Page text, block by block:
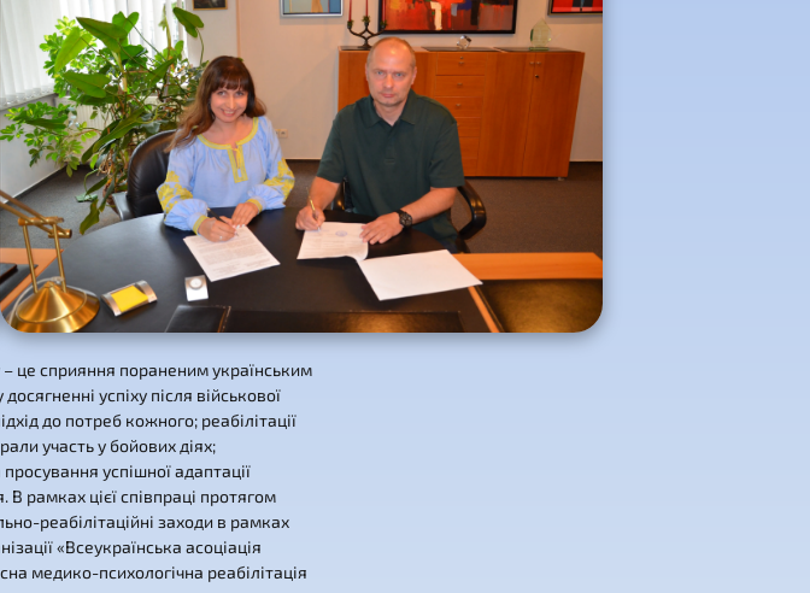
це сприяння пораненим українським
успіху після військової
до потреб кожного; реабілітації
участь у бойових діях;
успішної адаптації
В рамках цієї співпраці протягом
реабілітаційні заходи в рамках
«Всеукраїнська асоціація
медико-психологічна реабілітація